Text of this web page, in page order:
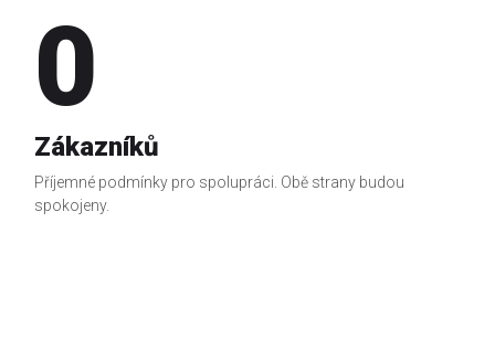
0
Zákazníků
Příjemné podmínky pro spolupráci. Obě strany budou
spokojeny.